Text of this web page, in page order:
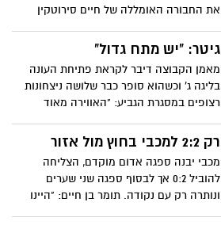
את החבורה האומללה של חיים סירוטקין
המאבק המסתמן הוא בין יבנה לנס ציונה.
המגרש"
גיטר: "יש מתח גדול"
מאמן הקבוצה דיבר לקראת פתיחת העונה
בליגה ג' וכשהוא סופר כבר שלושה ניצחונות
רצופים במסגרת הגביע: "האווירה מאוד
רק 2:2 למכבי בחוץ מול אזור
מכבי יבנה ספגה אדום מוקדם, הצליחה
להוביל 0:2 אך לבסוף ספגה שני שערים
ונותרה רק עם נקודה. תומר בן חיים: "היינו